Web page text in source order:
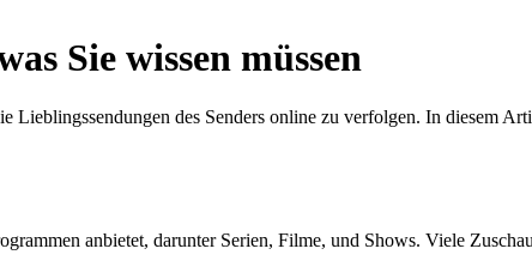
Sie wissen müssen
Lieblingssendungen des Senders online zu verfolgen. In diesem
anbietet, darunter Serien, Filme, und Shows. Viele